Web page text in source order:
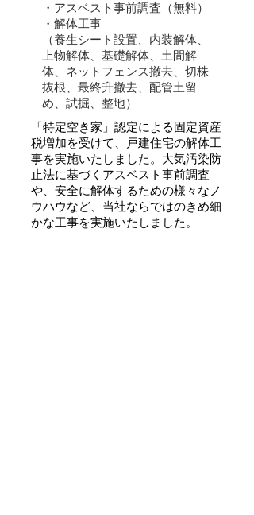
・アスベスト事前調査（無料）
・解体工事
（養生シート設置、内装解体
上物解体、基礎解体、土間解
体、ネットフェンス撤去、切株
抜根、最終升撤去、配管土留
め、試掘、整地）
​「特定空き家」認定による固定資産
税増加を受けて、戸建住宅の解体工
事を実施いたしました。大気汚染防
止法に基づくアスベスト事前調査
や、安全に解体するための様々なノ
ウハウなど、当社ならではのきめ細
かな工事を実施いたしました。